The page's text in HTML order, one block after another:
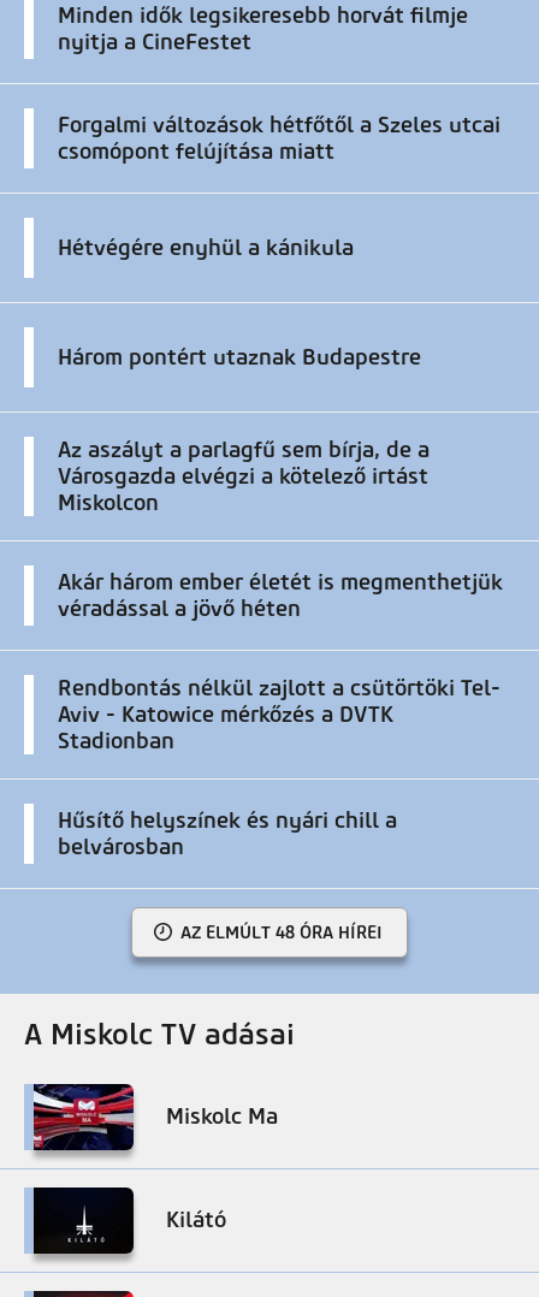
Minden idők legsikeresebb horvát filmje
nyitja a CineFestet
Forgalmi változások hétfőtől a Szeles utcai
csomópont felújítása miatt
Hétvégére enyhül a kánikula
Három pontért utaznak Budapestre
Az aszályt a parlagfű sem bírja, de a
Városgazda elvégzi a kötelező irtást
Miskolcon
Akár három ember életét is megmenthetjük
véradással a jövő héten
Rendbontás nélkül zajlott a csütörtöki Tel-
Aviv - Katowice mérkőzés a DVTK
Stadionban
Hűsítő helyszínek és nyári chill a
belvárosban
AZ ELMÚLT 48 ÓRA HÍREI
A Miskolc TV adásai
Miskolc Ma
Kilátó